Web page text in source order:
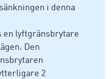
i denna
en lyftgränsbrytare
Den
2